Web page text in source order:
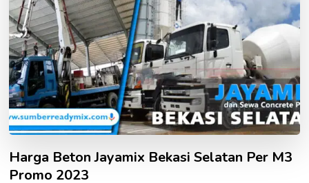
Harga Beton Jayamix Bekasi Selatan Per M3
Promo 2023